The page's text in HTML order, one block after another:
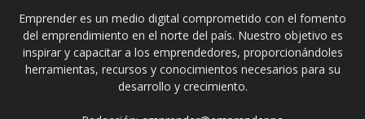
Emprender es un medio digital comprometido con el fomento
del emprendimiento en el norte del país. Nuestro objetivo es
inspirar y capacitar a los emprendedores, proporcionándoles
herramientas, recursos y conocimientos necesarios para su
desarrollo y crecimiento.